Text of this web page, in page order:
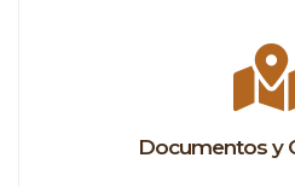
Documentos y